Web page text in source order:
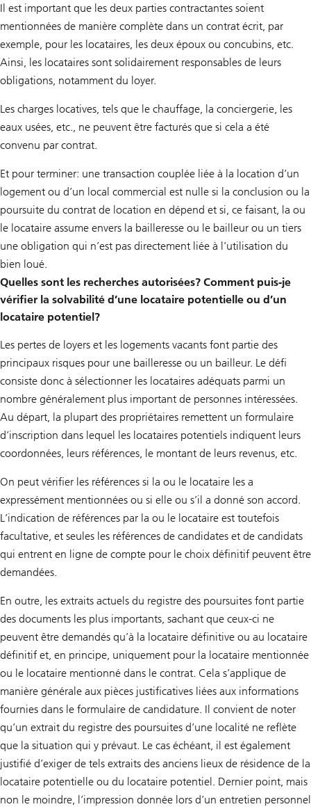
Il est important que les deux parties contractantes soient
mentionnées de manière complète dans un contrat écrit, par
exemple, pour les locataires, les deux époux ou concubins, etc.
Ainsi, les locataires sont solidairement responsables de leurs
obligations, notamment du loyer.
Les charges locatives, tels que le chauffage, la conciergerie, les
eaux usées, etc., ne peuvent être facturés que si cela a été
convenu par contrat.
Et pour terminer: une transaction couplée liée à la location d’un
logement ou d’un local commercial est nulle si la conclusion ou la
poursuite du contrat de location en dépend et si, ce faisant, la ou
le locataire assume envers la bailleresse ou le bailleur ou un tiers
une obligation qui n’est pas directement liée à l’utilisation du
bien loué.
Quelles sont les recherches autorisées? Comment puis-je
vérifier la solvabilité d’une locataire potentielle ou d’un
locataire potentiel?
Les pertes de loyers et les logements vacants font partie des
principaux risques pour une bailleresse ou un bailleur. Le défi
consiste donc à sélectionner les locataires adéquats parmi un
nombre généralement plus important de personnes intéressées.
Au départ, la plupart des propriétaires remettent un formulaire
d’inscription dans lequel les locataires potentiels indiquent leurs
coordonnées, leurs références, le montant de leurs revenus, etc.
On peut vérifier les références si la ou le locataire les a
expressément mentionnées ou si elle ou s’il a donné son accord.
L’indication de références par la ou le locataire est toutefois
facultative, et seules les références de candidates et de candidats
qui entrent en ligne de compte pour le choix définitif peuvent être
demandées.
En outre, les extraits actuels du registre des poursuites font partie
des documents les plus importants, sachant que ceux-ci ne
peuvent être demandés qu’à la locataire définitive ou au locataire
définitif et, en principe, uniquement pour la locataire mentionnée
ou le locataire mentionné dans le contrat. Cela s’applique de
manière générale aux pièces justificatives liées aux informations
fournies dans le formulaire de candidature. Il convient de noter
qu’un extrait du registre des poursuites d’une localité ne reflète
que la situation qui y prévaut. Le cas échéant, il est également
justifié d’exiger de tels extraits des anciens lieux de résidence de la
locataire potentielle ou du locataire potentiel. Dernier point, mais
non le moindre, l’impression donnée lors d’un entretien personnel